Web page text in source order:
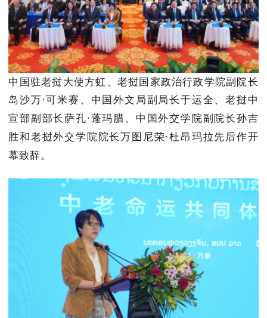
中 国驻老挝大使方虹 、 老挝国家政治行政学院副院长
岛沙万·可米赛 、 中国外文局副局长于运全、老挝中
宣部副部长萨孔·蓬玛腊、 中国外交学院副院长孙吉
胜和老挝外交学院院长万图尼荣·杜昂玛拉先后作开
幕致辞。